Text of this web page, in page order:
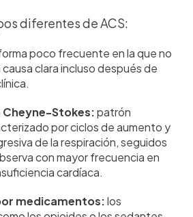
diferentes de ACS:
poco frecuente en la que no
clara incluso después de
Cheyne-Stokes:patrón
por ciclos de aumento y
de la respiración, seguidos
con mayor frecuencia en
cardíaca.
medicamentos:los